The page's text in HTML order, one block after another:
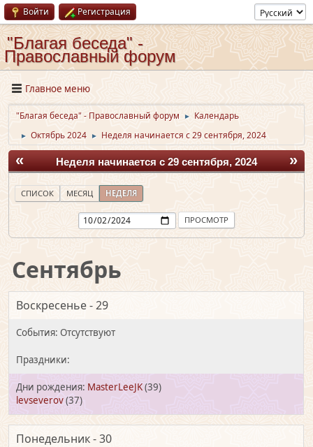
Войти Регистрация
"Благая беседа" -
Православный форум
Главное меню
"Благая беседа" - Православный форум ► Календарь
► Октябрь 2024 ► Неделя начинается с 29 сентября, 2024
« »
Неделя начинается с 29 сентября, 2024
СПИСОК МЕСЯЦ НЕДЕЛЯ
Сентябрь
Воскресенье - 29
MasterLeeJK(39)
levseverov(37)
Понедельник - 30